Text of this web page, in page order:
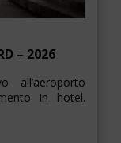
– 2026
in hotel.